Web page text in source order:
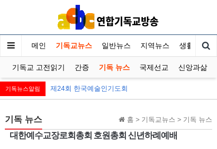
메인 기독교뉴스 일반뉴스 지역뉴스 생활정보
기독교 고전읽기 간증 기독 뉴스 국제선교 신앙과삶
기독뉴스알림 제24회 한국예술인기도회
홈 > 기독교뉴스 > 기독 뉴스
기독 뉴스
대한예수교장로회총회 호원총회 신년하례예배